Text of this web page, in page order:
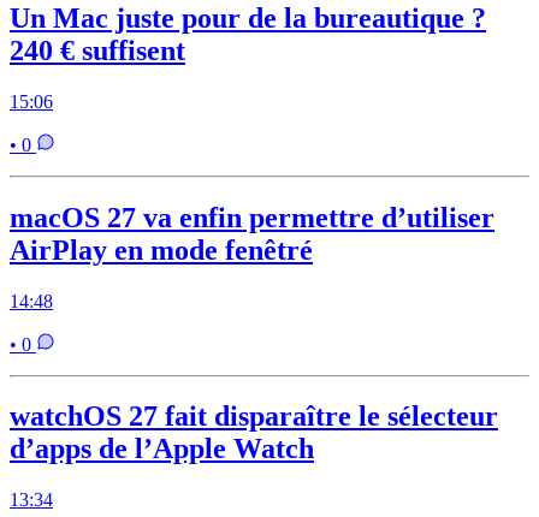
Un Mac juste pour de la bureautique ?
240 € suffisent
15:06
• 0
macOS 27 va enfin permettre d’utiliser
AirPlay en mode fenêtré
14:48
• 0
watchOS 27 fait disparaître le sélecteur
d’apps de l’Apple Watch
13:34